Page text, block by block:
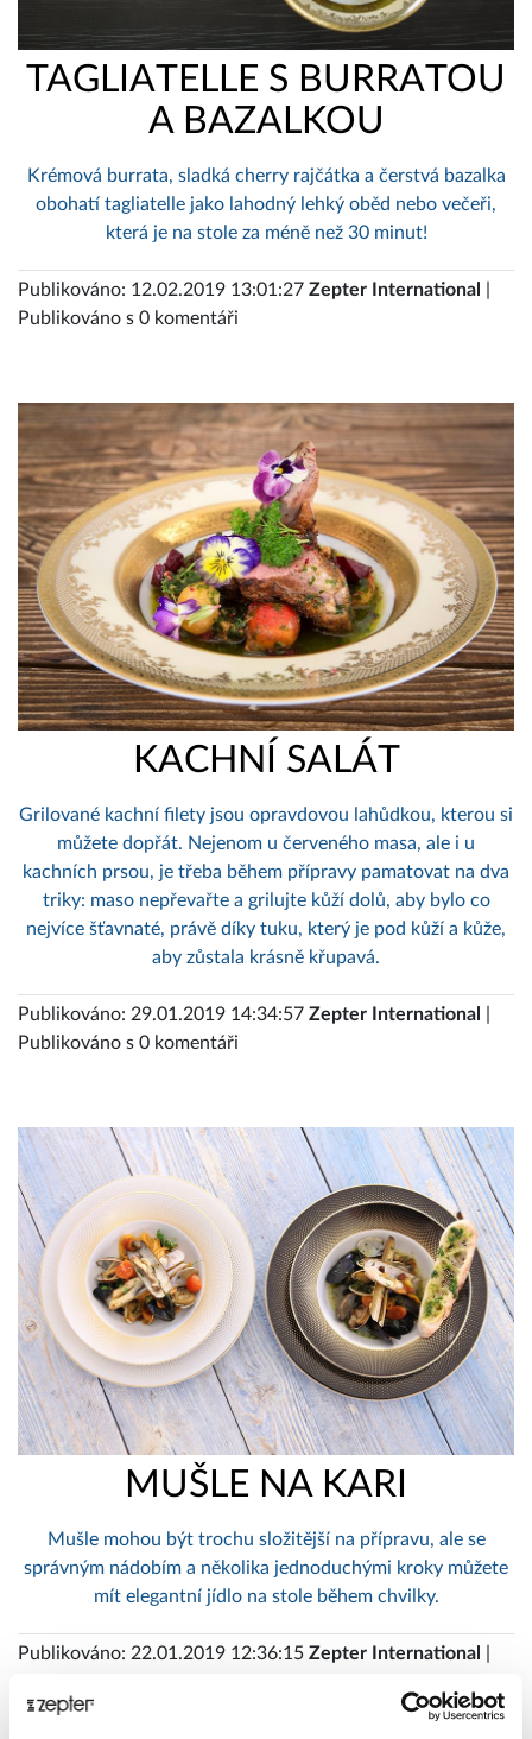
TAGLIATELLE S BURRATOU
A BAZALKOU
Krémová burrata, sladká cherry rajčátka a čerstvá bazalka
obohatí tagliatelle jako lahodný lehký oběd nebo večeři,
která je na stole za méně než 30 minut!
Publikováno: 12.02.2019 13:01:27 Zepter International
Publikováno s 0 komentáři
KACHNÍ SALÁT
Grilované kachní filety jsou opravdovou lahůdkou, kterou si
můžete dopřát. Nejenom u červeného masa, ale i u
kachních prsou, je třeba během přípravy pamatovat na dva
triky: maso nepřevařte a grilujte kůží dolů, aby bylo co
nejvíce šťavnaté, právě díky tuku, který je pod kůží a kůže,
aby zůstala krásně křupavá.
Publikováno: 29.01.2019 14:34:57 Zepter International
Publikováno s 0 komentáři
MUŠLE NA KARI
Mušle mohou být trochu složitější na přípravu, ale se
správným nádobím a několika jednoduchými kroky můžete
mít elegantní jídlo na stole během chvilky.
Publikováno: 22.01.2019 12:36:15 Zepter International